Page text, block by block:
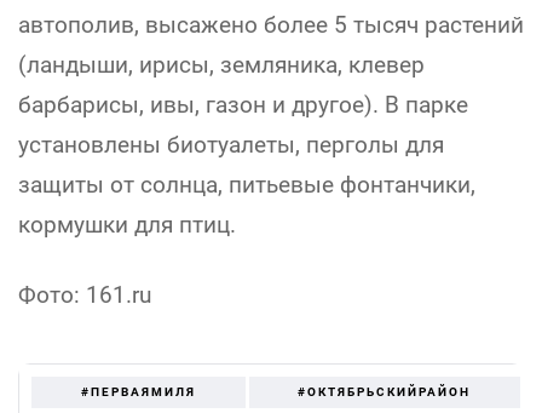
автополив, высажено более 5 тысяч растений
(ландыши, ирисы, земляника, клевер
барбарисы, ивы, газон и другое). В парке
установлены биотуалеты, перголы для
защиты от солнца, питьевые фонтанчики,
кормушки для птиц.
Фото: 161.ru
#ПЕРВАЯМИЛЯ #ОКТЯБРЬСКИЙРАЙОН